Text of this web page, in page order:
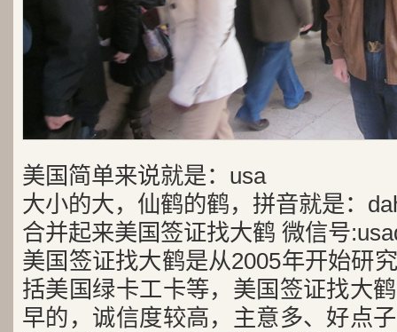
美国简单来说就是：usa
大小的大，仙鹤的鹤，拼音就是：
合并起来美国签证找大鹤 微信号
美国签证找大鹤是从2005年开始研
括美国绿卡工卡等，美国签证找大
早的，诚信度较高，主意多、好点